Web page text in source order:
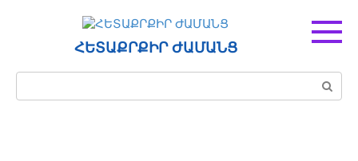
ՀԵՏԱՔՐՔԻՐ ԺԱՄԱՆՑ
Поиск: